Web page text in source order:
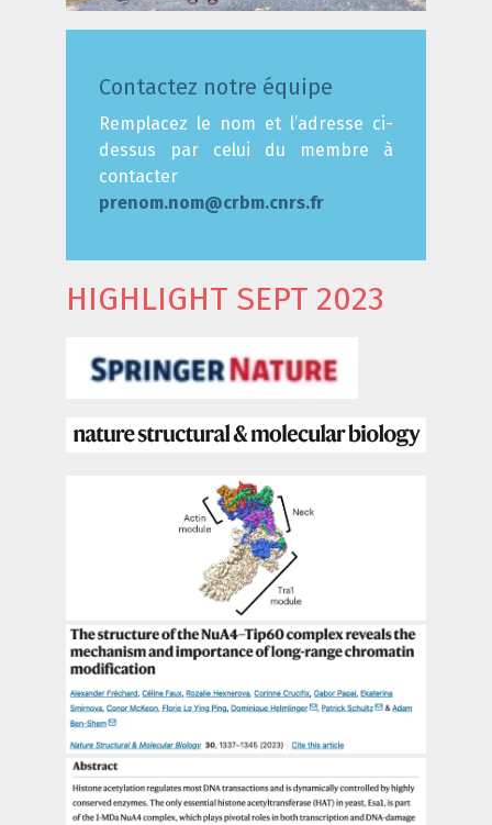
Contactez notre équipe
Remplacez le nom et l’adresse ci-
dessus par celui du membre à
contacter
prenom.nom@crbm.cnrs.fr
HIGHLIGHT SEPT 2023